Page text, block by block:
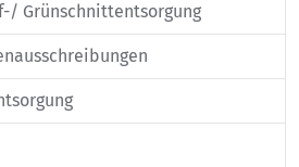
Grünschnittentsorgung